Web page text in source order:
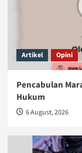
Artikel Opini
Pencabulan
Hukum
6 August, 2026